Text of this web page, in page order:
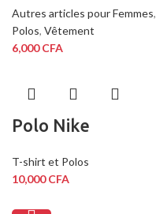
Autres articles pour Femmes,
Polos, Vêtement
6,000CFA
Polo Nike
T-shirt et Polos
10,000CFA